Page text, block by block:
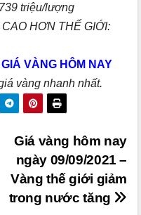
triệu/lượng
HƠN THẾ GIỚI:
GIÁ VÀNG HÔM NAY
vàng nhanh nhất.
Giá vàng hôm nay
ngày 09/09/2021 –
Vàng thế giới giảm
trong nước tăng